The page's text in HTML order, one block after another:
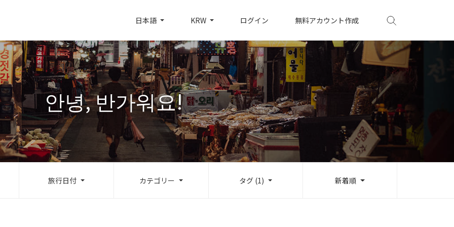
日本語 KRW ログイン 無料アカウント作成
안녕, 반가워요!
旅行日付 カテゴリー タグ (1) 新着順